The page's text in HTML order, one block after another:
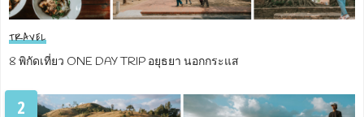
TRAVEL
8 พิกัดเที่ยว ONE DAY TRIP อยุธยา นอกกระแส
2